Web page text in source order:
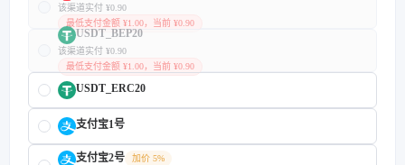
该渠道实付 ¥0.90
最低支付金额 ¥1.00，当前 ¥0.90
USDT_BEP20
该渠道实付 ¥0.90
最低支付金额 ¥1.00，当前 ¥0.90
USDT_ERC20
支付宝1号
支付宝2号
加价 5%